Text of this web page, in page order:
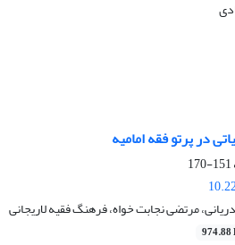
در پرتو فقه امامیه
151-170
مرتضی نجابت خواه، فرهنگ فقیه لاریجانی
974.88